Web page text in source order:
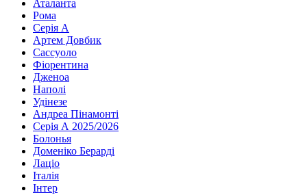
Аталанта
Рома
Серія А
Артем Довбик
Сассуоло
Фіорентина
Дженоа
Наполі
Удінезе
Андреа Пінамонті
Серія А 2025/2026
Болонья
Доменіко Берарді
Лаціо
Італія
Інтер